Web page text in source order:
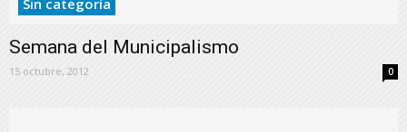
Semana del Municipalismo
15 octubre, 2012 0